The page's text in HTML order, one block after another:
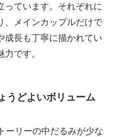
っています。それぞれに
、メインカップルだけで
成長も丁寧に描かれてい
です。
うどよいボリューム
ーリーの中だるみが少な